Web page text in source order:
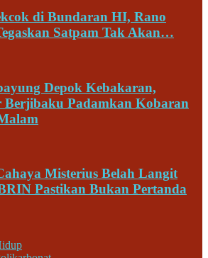
di Bundaran HI, Rano
Satpam Tak Akan…
Depok Kebakaran,
Berjibaku Padamkan Kobaran
Misterius Belah Langit
Pastikan Bukan Pertanda